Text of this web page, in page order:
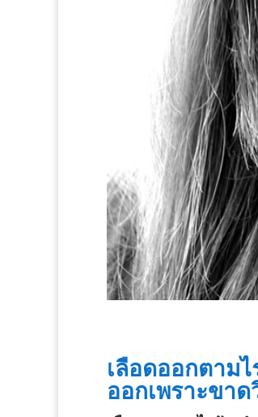
เลือดออกตาม
ออกเพราะขา